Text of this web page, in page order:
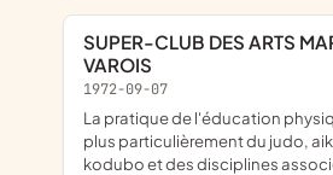
SUPER-CLUB DES ARTS MARTIAUX DE L'EST
VAROIS
1972-09-07
La pratique de l'éducation physique et des sports et
plus particulièrement du judo,
kodubo et des disciplines